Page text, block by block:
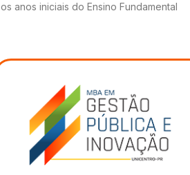
os anos iniciais do Ensino Fundamental